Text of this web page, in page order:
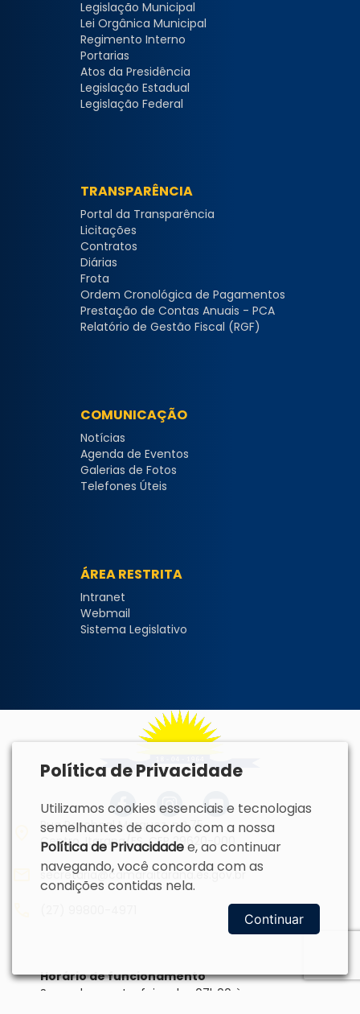
Legislação Municipal
Lei Orgânica Municipal
Regimento Interno
Portarias
Atos da Presidência
Legislação Estadual
Legislação Federal
TRANSPARÊNCIA
Portal da Transparência
Licitações
Contratos
Diárias
Frota
Ordem Cronológica de Pagamentos
Prestação de Contas Anuais - PCA
Relatório de Gestão Fiscal (RGF)
COMUNICAÇÃO
Notícias
Agenda de Eventos
Galerias de Fotos
Telefones Úteis
ÁREA RESTRITA
Intranet
Webmail
Sistema Legislativo
Rua Paschoal Marquez, n.º 75
Centro, Itarana/ES, CEP 29620-000
secretaria@camaraitarana.es.gov.br
Horário de funcionamento
Segunda a sexta-feira: das 07h00 às
Política de Privacidade
Utilizamos cookies essenciais e tecnologias
semelhantes de acordo com a nossa
Política de Privacidadee, ao continuar
navegando, você concorda com as
condições contidas nela.
Continuar